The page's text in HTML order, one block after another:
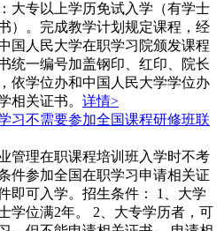
大专以上学历免试入学（有学士
）。完成教学计划规定课程，经
国人民大学在职学习院颁发课程
统一编号加盖钢印、红印、院长
依学位办和中国人民大学学位办
相关证书。 详情>
习不需要参加全国课程研修班联
管理在职课程培训班入学时不考
件参加全国在职学习申请相关证
即可入学。招生条件： 1、大学
学位满2年。 2、大专学历者，可